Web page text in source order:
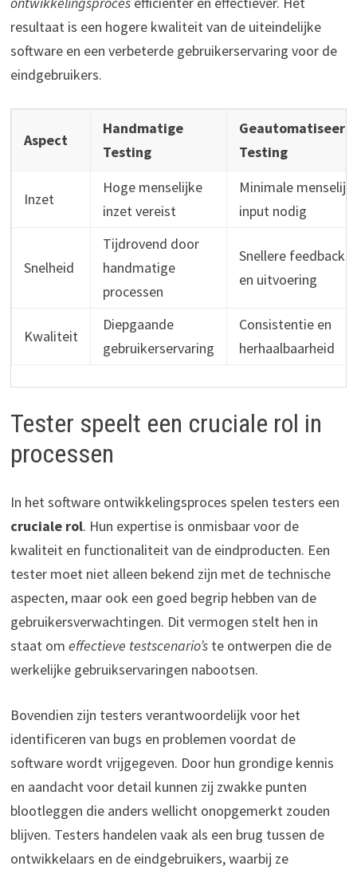
resultaat is een hogere kwaliteit van de uiteindelijke
software en een verbeterde gebruikerservaring voor de
eindgebruikers.
Aspect
Handmatige
Testing
Testing
Inzet
Hoge menselijke
inzet vereist
Minimale
input nodig
Snelheid
Tijdrovend door
handmatige
processen
Snellere feedback
en uitvoering
Kwaliteit
Diepgaande
gebruikerservaring
Consistentie en
herhaalbaarheid
Tester speelt een cruciale rol in
processen
In het software ontwikkelingsproces spelen testers een
cruciale rol. Hun expertise is onmisbaar voor de
kwaliteit en functionaliteit van de eindproducten. Een
tester moet niet alleen bekend zijn met de technische
aspecten, maar ook een goed begrip hebben van de
gebruikersverwachtingen. Dit vermogen stelt hen in
staat om effectieve testscenario’ste ontwerpen die de
werkelijke gebruikservaringen nabootsen.
Bovendien zijn testers verantwoordelijk voor het
identificeren van bugs en problemen voordat de
software wordt vrijgegeven. Door hun grondige kennis
en aandacht voor detail kunnen zij zwakke punten
blootleggen die anders wellicht onopgemerkt zouden
blijven. Testers handelen vaak als een brug tussen de
ontwikkelaars en de eindgebruikers, waarbij ze